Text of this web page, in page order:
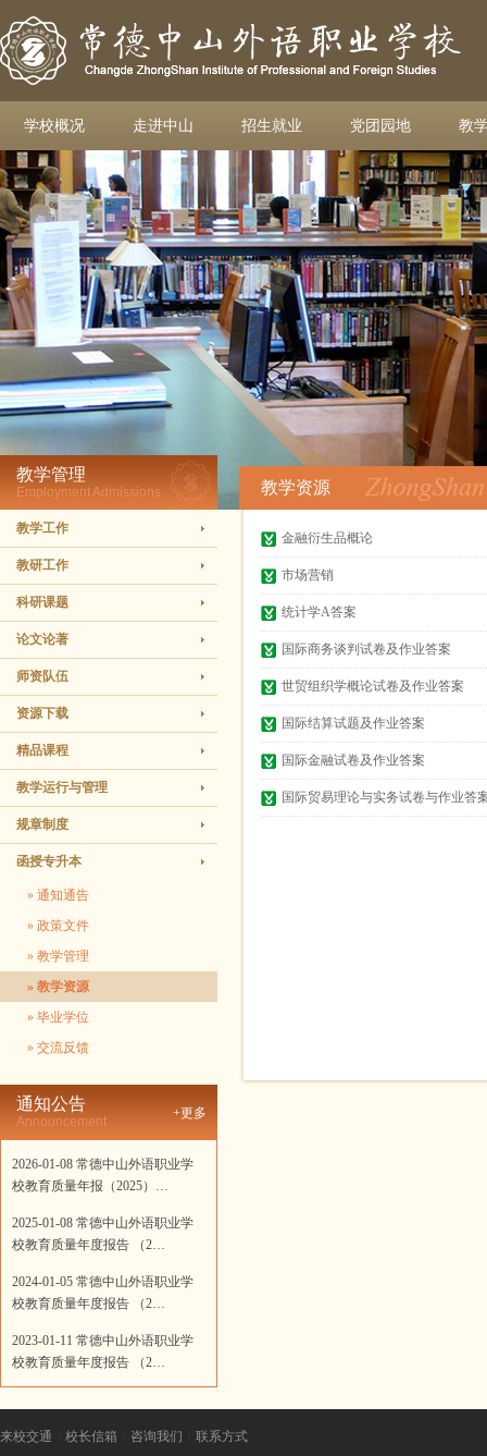
学校概况 走进中山 招生就业 党团园地 教
教学管理
Employment Admissions
教学工作
教研工作
科研课题
论文论著
师资队伍
资源下载
精品课程
教学运行与管理
规章制度
函授专升本
» 通知通告
» 政策文件
» 教学管理
» 教学资源
» 毕业学位
» 交流反馈
通知公告
Announcement
+更多
2026-01-08 常德中山外语职业学
校教育质量年报（2025）…
2025-01-08 常德中山外语职业学
校教育质量年度报告 （2…
2024-01-05 常德中山外语职业学
校教育质量年度报告 （2…
2023-01-11 常德中山外语职业学
校教育质量年度报告 （2…
教学资源
金融衍生品概论
市场营销
统计学A答案
国际商务谈判试卷及作业答案
世贸组织学概论试卷及作业答案
国际结算试题及作业答案
国际金融试卷及作业答案
国际贸易理论与实务试卷与作业答
来校交通 校长信箱 咨询我们
联系方式